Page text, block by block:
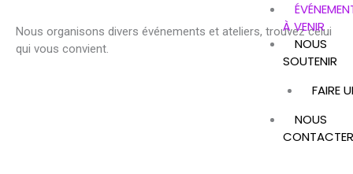
À VENIR
NOUS
SOUTENIR
FAIRE
NOUS
CONTACTER
Nous organisons divers événements et ateliers, trouvez celui
qui vous convient.